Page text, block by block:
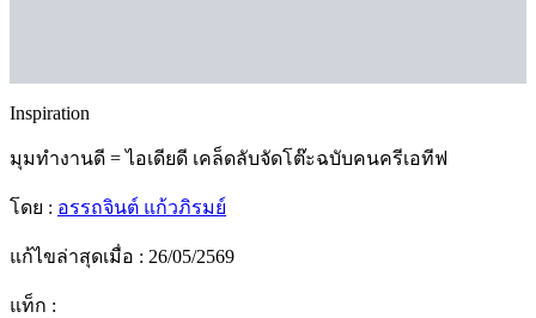
Inspiration
มุมทำงานดี = ไอเดียดี เคล็ดลับจัดโต๊ะฉบับคนครีเอทีฟ
โดย : อรรถจินต์ แก้วภิรมย์
แก้ไขล่าสุดเมื่อ : 26/05/2569
แท็ก :